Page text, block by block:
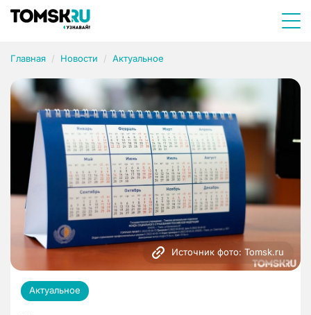
Главная Новости Актуальное
Источник фото: Tomsk.ru
Актуальное